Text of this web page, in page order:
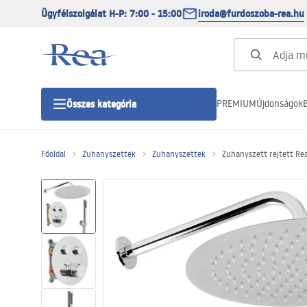
Ügyfélszolgálat H-P: 7:00 - 15:00 iroda@furdoszoba-rea.hu
Összes kategória
Zuhanyajtó
Zuhanytálcák
Zuhanylefolyók
PREMIUMÚjdonságok
Főoldal Zuhanyszettek Zuhanyszettek Zuhanyszett rejtett